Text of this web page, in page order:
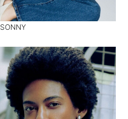
SONNY